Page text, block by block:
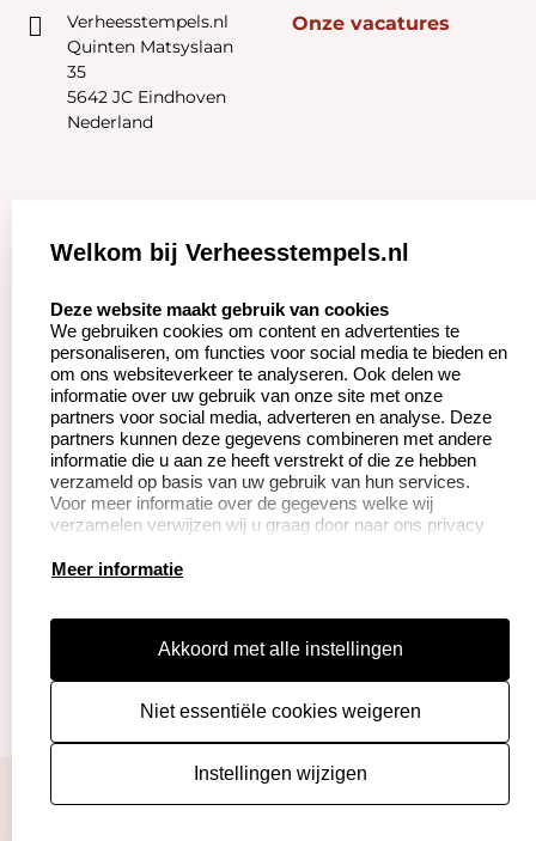
Verheesstempels.nl
Quinten Matsyslaan
35
5642 JC Eindhoven
Nederland
Onze vacatures
Zakelijk:
Betaling &
Verzending
Wederverkoper
worden
Klantenservice:
Veel gestelde vragen
Herroepingsrecht
Retourneren
Productinformatie:
Instructie voor
Aanleverspecificaties
Safety Sheets
algemene voorwaarden
disclaimer
Cookies resetten
Welkom bij Verheesstempels.nl
Deze website maakt gebruik van cookies
We gebruiken cookies om content en advertenties te
personaliseren, om functies voor social media te bieden en
om ons websiteverkeer te analyseren. Ook delen we
informatie over uw gebruik van onze site met onze
partners voor social media, adverteren en analyse. Deze
partners kunnen deze gegevens combineren met andere
informatie die u aan ze heeft verstrekt of die ze hebben
verzameld op basis van uw gebruik van hun services.
Voor meer informatie over de gegevens welke wij
verzamelen verwijzen wij u graag door naar ons privacy
Meer informatie
Akkoord met alle instellingen
Niet essentiële cookies weigeren
Instellingen wijzigen